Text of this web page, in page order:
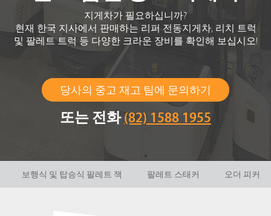
지게차가 필요하십니까?
현재 한국 지사에서 판매하는 리퍼 전동지게차, 리치 트럭
및 팔레트 트럭 등 다양한 크라운 장비를 확인해 보십시오!
당사의 중고 재고 팀에 문의하기
또는 전화(82) 1588 1955
보행식 및 탑승식 팔레트 잭 팔레트 스태커 오더 피커